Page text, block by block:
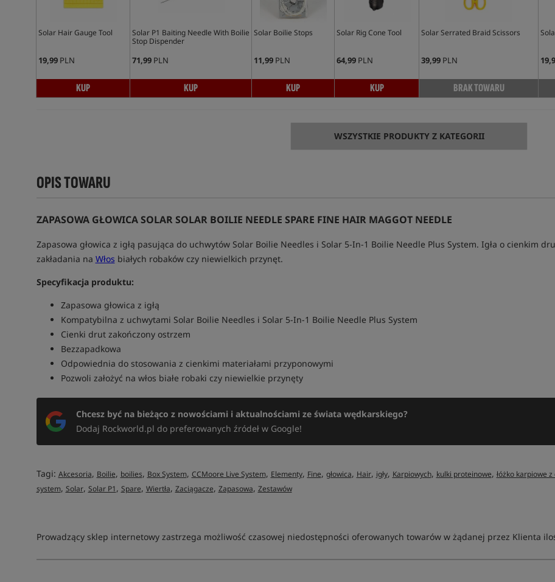
Solar Hair Gauge Tool
19,99PLN
KUP
Solar P1 Baiting Needle With Boilie
Stop Dispender
71,99PLN
KUP
Solar Boilie Stops
11,99PLN
KUP
Solar Rig Cone Tool
64,99 PLN
KUP
Solar Serrated Braid Scissors
39,99 PLN
BRAK TOWARU
WSZYSTKIE PRODUKTY Z KATEGORII
OPIS TOWARU
ZAPASOWA GŁOWICA SOLAR SOLAR BOILIE NEEDLE SPARE FINE HAIR MAGGOT NEEDLE
Zapasowa głowica z igłą pasująca do uchwytów Solar Boilie Needles i Solar 5-In-1 Boilie Needle Plus System. Igła o cienkim
zakładania na Włos białych robaków czy niewielkich przynęt.
Specyfikacja produktu:
Zapasowa głowica z igłą
Kompatybilna z uchwytami Solar Boilie Needles i Solar 5-In-1 Boilie Needle Plus System
Cienki drut zakończony ostrzem
Bezzapadkowa
Odpowiednia do stosowania z cienkimi materiałami przyponowymi
Pozwoli założyć na włos białe robaki czy niewielkie przynęty
Chcesz być na bieżąco z nowościami i aktualnościami ze świata wędkarskiego?
Dodaj Rockworld.pl do preferowanych źródeł w Google!
Tagi: Akcesoria, Boilie, boilies, Box System, CCMoore Live System, Elementy, Fine, głowica, Hair, igły, Karpiowych, kulki proteinowe, łóżko karpiowe
system, Solar, Solar P1, Spare, Wiertła, Zaciągacze, Zapasowa, Zestawów
Prowadzący sklep internetowy zastrzega możliwość czasowej niedostępności oferowanych towarów w żądanej przez Klienta